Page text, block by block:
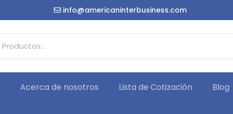
info@americaninterbusiness.com
Acerca de nosotros Lista de Cotización Blog